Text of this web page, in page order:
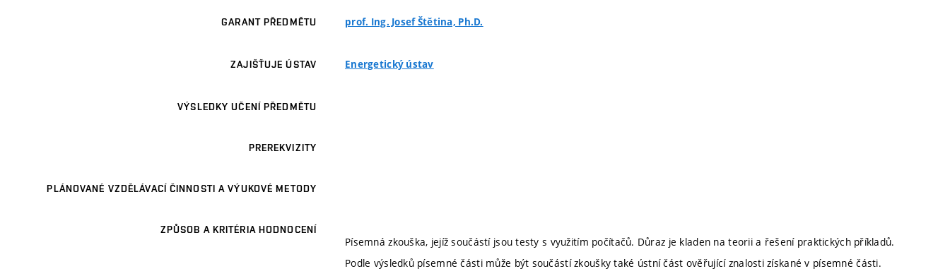
GARANT PŘEDMĚTU prof. Ing. Josef Štětina, Ph.D.
ZAJIŠŤUJE ÚSTAV Energetický ústav
VÝSLEDKY UČENÍ PŘEDMĚTU
PREREKVIZITY
PLÁNOVANÉ VZDĚLÁVACÍ ČINNOSTI A VÝUKOVÉ METODY
ZPŮSOB A KRITÉRIA HODNOCENÍ
Písemná zkouška, jejíž součástí jsou testy s využitím počítačů. Důraz je kladen na teorii a řešení praktických příkladů.
Podle výsledků písemné části může být součástí zkoušky také ústní část ověřující znalosti získané v písemné části.